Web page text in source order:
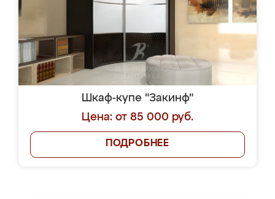
Шкаф-купе "Закинф"
Цена: от 85 000 руб.
ПОДРОБНЕЕ